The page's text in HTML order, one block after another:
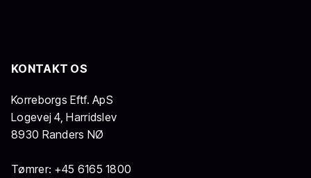
​KONTAKT OS
Korreborgs Eftf. ApS
​Logevej 4, Harridslev
8930 Randers NØ
Tømrer: +45 6165 1800